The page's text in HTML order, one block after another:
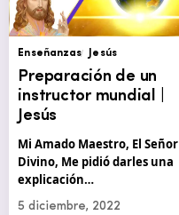
Enseñanzas Jesús
Preparación de un
instructor mundial |
Jesús
Mi Amado Maestro, El Señor
Divino, Me pidió darles una
explicación…
5 diciembre, 2022